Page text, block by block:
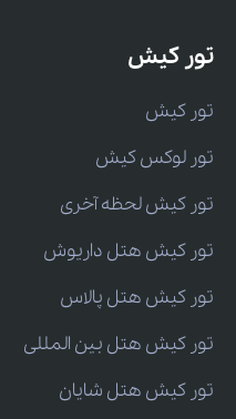
تور کیش
تور کیش
تور لوکس کیش
تور کیش لحظه آخری
تور کیش هتل داریوش
تور کیش هتل پالاس
تور کیش هتل بین المللی
تور کیش هتل شایان